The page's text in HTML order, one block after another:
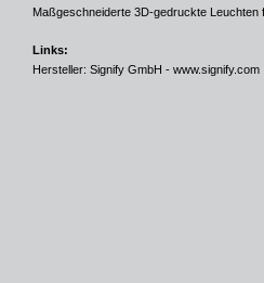
Maßgeschneiderte 3D‑gedruckte
Links:
Hersteller: Signify GmbH - www.signify.com